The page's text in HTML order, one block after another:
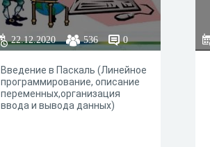
22.12.2020 536 0
Введение в Паскаль (Линейное
программирование, описание
переменных,организация
ввода и вывода данных)